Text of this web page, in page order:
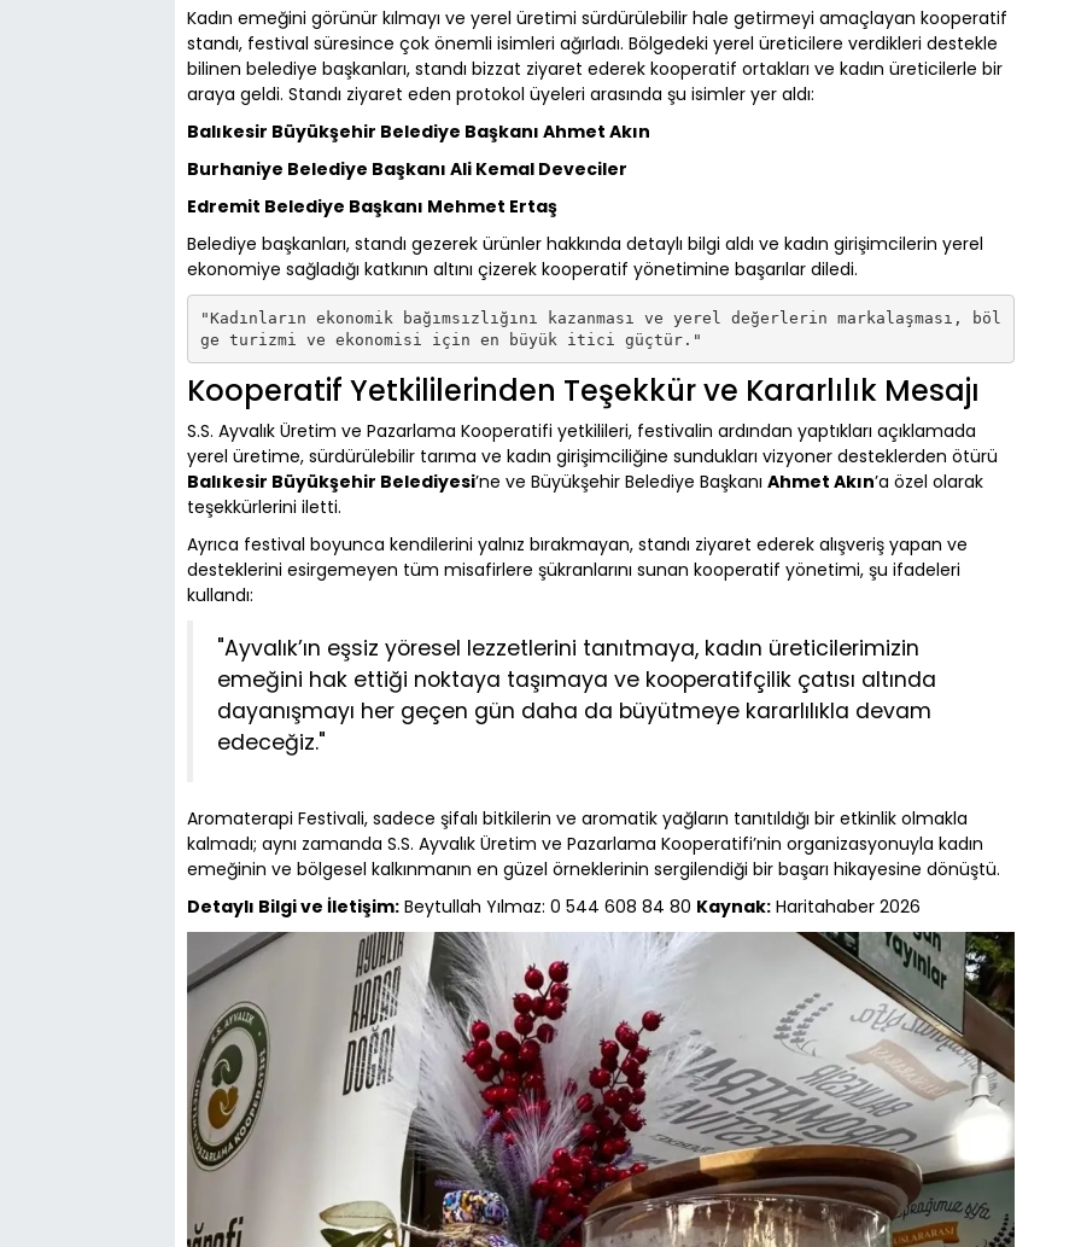
Kadın emeğini görünür kılmayı ve yerel üretimi sürdürülebilir hale getirmeyi amaçlayan kooperatif
standı, festival süresince çok önemli isimleri ağırladı. Bölgedeki yerel üreticilere verdikleri destekle
bilinen belediye başkanları, standı bizzat ziyaret ederek kooperatif ortakları ve kadın üreticilerle bir
araya geldi. Standı ziyaret eden protokol üyeleri arasında şu isimler yer aldı:
Balıkesir Büyükşehir Belediye Başkanı Ahmet Akın
Burhaniye Belediye Başkanı Ali Kemal Deveciler
Edremit Belediye Başkanı Mehmet Ertaş
Belediye başkanları, standı gezerek ürünler hakkında detaylı bilgi aldı ve kadın girişimcilerin yerel
ekonomiye sağladığı katkının altını çizerek kooperatif yönetimine başarılar diledi.
"Kadınların ekonomik bağımsızlığını kazanması ve yerel değerlerin markalaşması, böl
Kooperatif Yetkililerinden Teşekkür ve Kararlılık Mesajı
S.S. Ayvalık Üretim ve Pazarlama Kooperatifi yetkilileri, festivalin ardından yaptıkları açıklamada
yerel üretime, sürdürülebilir tarıma ve kadın girişimciliğine sundukları vizyoner desteklerden ötürü
Balıkesir Büyükşehir Belediyesi’ne ve Büyükşehir Belediye Başkanı Ahmet Akın’a özel olarak
teşekkürlerini iletti.
Ayrıca festival boyunca kendilerini yalnız bırakmayan, standı ziyaret ederek alışveriş yapan ve
desteklerini esirgemeyen tüm misafirlere şükranlarını sunan kooperatif yönetimi, şu ifadeleri
kullandı:
"Ayvalık’ın eşsiz yöresel lezzetlerini tanıtmaya, kadın üreticilerimizin
emeğini hak ettiği noktaya taşımaya ve kooperatifçilik çatısı altında
dayanışmayı her geçen gün daha da büyütmeye kararlılıkla devam
edeceğiz."
Aromaterapi Festivali, sadece şifalı bitkilerin ve aromatik yağların tanıtıldığı bir etkinlik olmakla
kalmadı; aynı zamanda S.S. Ayvalık Üretim ve Pazarlama Kooperatifi’nin organizasyonuyla kadın
emeğinin ve bölgesel kalkınmanın en güzel örneklerinin sergilendiği bir başarı hikayesine dönüştü.
Detaylı Bilgi ve İletişim: Beytullah Yılmaz: 0 544 608 84 80 Kaynak: Haritahaber 2026